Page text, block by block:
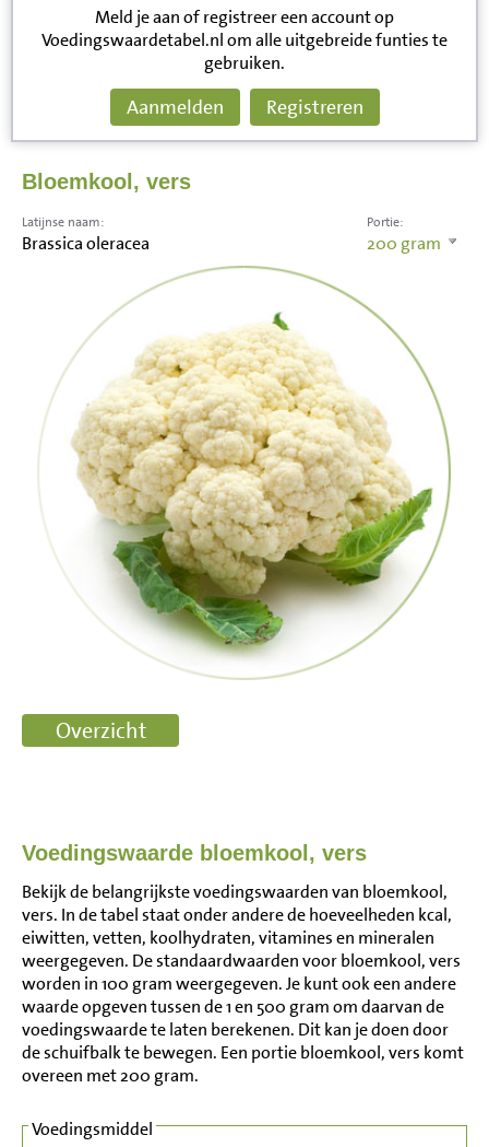
Meld je aan of registreer een account op
Voedingswaardetabel.nl om alle uitgebreide funties te
gebruiken.
Aanmelden Registreren
Bloemkool, vers
Portie:
200 gram
Latijnse naam:
Brassica oleracea
Voedingswaarde bloemkool, vers
Bekijk de belangrijkste voedingswaarden van bloemkool,
vers. In de tabel staat onder andere de hoeveelheden kcal,
eiwitten, vetten, koolhydraten, vitamines en mineralen
weergegeven. De standaardwaarden voor bloemkool, vers
worden in 100 gram weergegeven. Je kunt ook een andere
waarde opgeven tussen de 1 en 500 gram om daarvan de
voedingswaarde te laten berekenen. Dit kan je doen door
de schuifbalk te bewegen. Een portie bloemkool, vers komt
overeen met 200 gram.
Voedingsmiddel